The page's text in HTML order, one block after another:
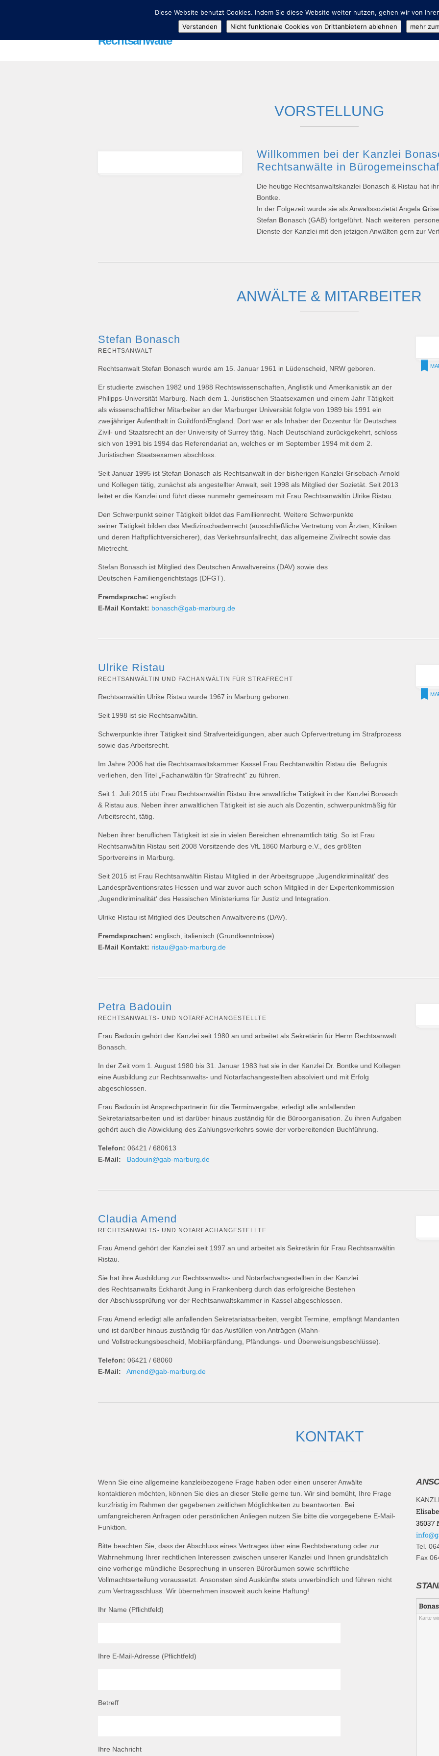
HOME VORSTELLUNG
VORSTELLUNG
Willkommen bei der Kanzlei
Rechtsanwälte in
Die heutige Rechtsanwaltskanzlei Bonasch & Ristau hat
Bontke.
In der Folgezeit wurde sie als Anwaltssozietät AngelaG
Stefan Bonasch (GAB) fortgeführt. Nach weiteren
Dienste der Kanzlei mit den jetzigen Anwälten gern zur
ANWÄLTE & MITARBEITER
Stefan Bonasch
RECHTSANWALT
Rechtsanwalt Stefan Bonasch wurde am 15. Januar 1961 in Lüdenscheid, NRW geboren.
Er studierte zwischen 1982 und 1988 Rechtswissenschaften, Anglistik und Amerikanistik an der
Philipps-Universität Marburg. Nach dem 1. Juristischen Staatsexamen und einem Jahr Tätigkeit
als wissenschaftlicher Mitarbeiter an der Marburger Universität folgte von 1989 bis 1991 ein
zweijähriger Aufenthalt in Guildford/England. Dort war er als Inhaber der Dozentur für Deutsches
Zivil- und Staatsrecht an der University of Surrey tätig. Nach Deutschland zurückgekehrt, schloss
sich von 1991 bis 1994 das Referendariat an, welches er im September 1994 mit dem 2.
Juristischen Staatsexamen abschloss.
Seit Januar 1995 ist Stefan Bonasch als Rechtsanwalt in der bisherigen Kanzlei Grisebach-Arnold
und Kollegen tätig, zunächst als angestellter Anwalt, seit 1998 als Mitglied der Sozietät. Seit 2013
leitet er die Kanzlei und führt diese nunmehr gemeinsam mit Frau Rechtsanwältin Ulrike Ristau.
Den Schwerpunkt seiner Tätigkeit bildet das Famillienrecht. Weitere Schwerpunkte
seiner Tätigkeit bilden das Medizinschadenrecht (ausschließliche Vertretung von Ärzten, Kliniken
und deren Haftpflichtversicherer), das Verkehrsunfallrecht, das allgemeine Zivilrecht sowie das
Mietrecht.
Stefan Bonasch ist Mitglied des Deutschen Anwaltvereins (DAV) sowie des
Deutschen Familiengerichtstags (DFGT).
Fremdsprache: englisch
E-Mail Kontakt: bonasch@gab-marburg.de
Ulrike Ristau
RECHTSANWÄLTIN UND FACHANWÄLTIN FÜR STRAFRECHT
Rechtsanwältin Ulrike Ristau wurde 1967 in Marburg geboren.
Seit 1998 ist sie Rechtsanwältin.
Schwerpunkte ihrer Tätigkeit sind Strafverteidigungen, aber auch Opfervertretung im Strafprozess
sowie das Arbeitsrecht.
Im Jahre 2006 hat die Rechtsanwaltskammer Kassel Frau Rechtanwältin Ristau die Befugnis
verliehen, den Titel „Fachanwältin für Strafrecht“ zu führen.
Seit 1. Juli 2015 übt Frau Rechtsanwältin Ristau ihre anwaltliche Tätigkeit in der Kanzlei Bonasch
& Ristau aus. Neben ihrer anwaltlichen Tätigkeit ist sie auch als Dozentin, schwerpunktmäßig für
Arbeitsrecht, tätig.
Neben ihrer beruflichen Tätigkeit ist sie in vielen Bereichen ehrenamtlich tätig. So ist Frau
Rechtsanwältin Ristau seit 2008 Vorsitzende des VfL 1860 Marburg e.V., des größten
Sportvereins in Marburg.
Seit 2015 ist Frau Rechtsanwältin Ristau Mitglied in der Arbeitsgruppe ‚Jugendkriminalität‘ des
Landespräventionsrates Hessen und war zuvor auch schon Mitglied in der Expertenkommission
‚Jugendkriminalität‘ des Hessischen Ministeriums für Justiz und Integration.
Ulrike Ristau ist Mitglied des Deutschen Anwaltvereins (DAV).
Fremdsprachen: englisch, italienisch (Grundkenntnisse)
E-Mail Kontakt: ristau@gab-marburg.de
Petra Badouin
RECHTSANWALTS- UND NOTARFACHANGESTELLTE
Frau Badouin gehört der Kanzlei seit 1980 an und arbeitet als Sekretärin für Herrn Rechtsanwalt
Bonasch.
In der Zeit vom 1. August 1980 bis 31. Januar 1983 hat sie in der Kanzlei Dr. Bontke und Kollegen
eine Ausbildung zur Rechtsanwalts- und Notarfachangestellten absolviert und mit Erfolg
abgeschlossen.
Frau Badouin ist Ansprechpartnerin für die Terminvergabe, erledigt alle anfallenden
Sekretariatsarbeiten und ist darüber hinaus zuständig für die Büroorganisation. Zu ihren Aufgaben
gehört auch die Abwicklung des Zahlungsverkehrs sowie der vorbereitenden Buchführung.
Telefon: 06421 / 680613
E-Mail:
Badouin@gab-marburg.de
Claudia Amend
RECHTSANWALTS- UND NOTARFACHANGESTELLTE
Frau Amend gehört der Kanzlei seit 1997 an und arbeitet als Sekretärin für Frau Rechtsanwältin
Ristau.
Sie hat ihre Ausbildung zur Rechtsanwalts- und Notarfachangestellten in der Kanzlei
des Rechtsanwalts Eckhardt Jung in Frankenberg durch das erfolgreiche Bestehen
der Abschlussprüfung vor der Rechtsanwaltskammer in Kassel abgeschlossen.
Frau Amend erledigt alle anfallenden Sekretariatsarbeiten, vergibt Termine, empfängt Mandanten
und ist darüber hinaus zuständig für das Ausfüllen von Anträgen (Mahn-
und Vollstreckungsbescheid, Mobiliarpfändung, Pfändungs- und Überweisungsbeschlüsse).
Telefon: 06421 / 68060
E-Mail:
Amend@gab-marburg.de
KONTAKT
35037
Tel.
Fax
Karte
Wenn Sie eine allgemeine kanzleibezogene Frage haben oder einen unserer Anwälte
kontaktieren möchten, können Sie dies an dieser Stelle gerne tun. Wir sind bemüht, Ihre Frage
kurzfristig im Rahmen der gegebenen zeitlichen Möglichkeiten zu beantworten. Bei
umfangreicheren Anfragen oder persönlichen Anliegen nutzen Sie bitte die vorgegebene E-Mail-
Funktion.
Bitte beachten Sie, dass der Abschluss eines Vertrages über eine Rechtsberatung oder zur
Wahrnehmung Ihrer rechtlichen Interessen zwischen unserer Kanzlei und Ihnen grundsätzlich
eine vorherige mündliche Besprechung in unseren Büroräumen sowie schriftliche
Vollmachtserteilung voraussetzt. Ansonsten sind Auskünfte stets unverbindlich und führen nicht
zum Vertragsschluss. Wir übernehmen insoweit auch keine Haftung!
Ihr Name (Pflichtfeld)
Ihre E-Mail-Adresse (Pflichtfeld)
Betreff
Ihre Nachricht
Diese Website benutzt Cookies. Indem Sie diese Website weiter nutzen, gehen wir von
Verstanden
Nicht funktionale Cookies von Drittanbietern ablehnen mehr